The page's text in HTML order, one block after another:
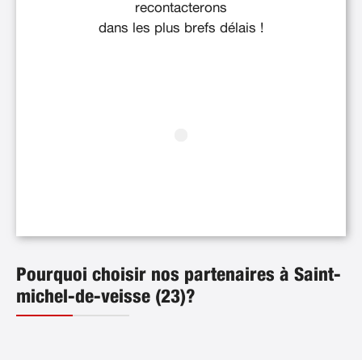
recontacterons
dans les plus brefs délais !
Pourquoi choisir nos partenaires à Saint-
michel-de-veisse (23)?